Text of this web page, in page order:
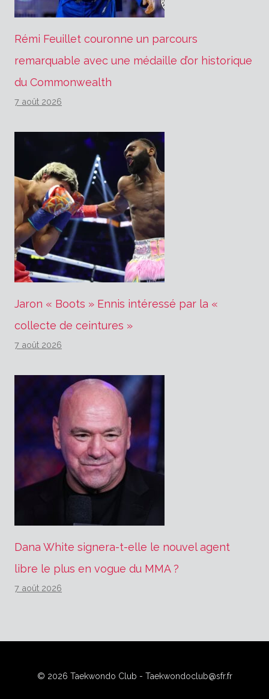
Rémi Feuillet couronne un parcours
remarquable avec une médaille d’or historique
du Commonwealth
7 août 2026
Jaron « Boots » Ennis intéressé par la «
collecte de ceintures »
7 août 2026
Dana White signera-t-elle le nouvel agent
libre le plus en vogue du MMA ?
7 août 2026
© 2026 Taekwondo Club - Taekwondoclub@sfr.fr